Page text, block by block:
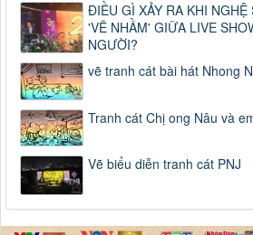
ĐIỀU GÌ XẢY RA KHI
'VẼ NHẦM' GIỮA LIVE
NGƯỜI?
vẽ tranh cát bài hát Nhong
Tranh cát Chị ong Nâu và
Vẽ biểu diễn tranh cát PNJ